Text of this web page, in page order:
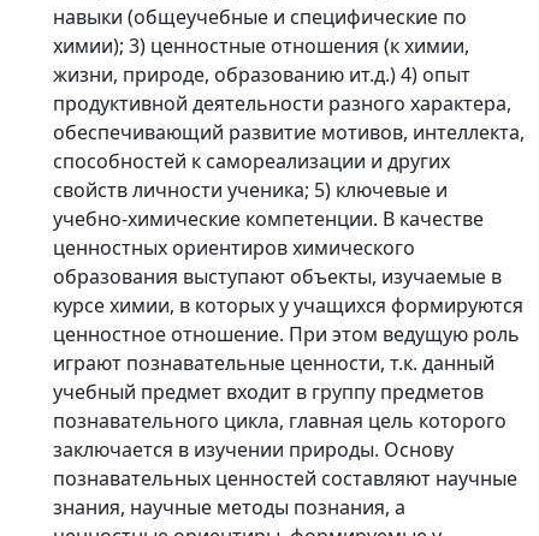
навыки (общеучебные и специфические по
химии); 3) ценностные отношения (к химии,
жизни, природе, образованию ит.д.) 4) опыт
продуктивной деятельности разного характера,
обеспечивающий развитие мотивов, интеллекта,
способностей к самореализации и других
свойств личности ученика; 5) ключевые и
учебно-химические компетенции. В качестве
ценностных ориентиров химического
образования выступают объекты, изучаемые в
курсе химии, в которых у учащихся формируются
ценностное отношение. При этом ведущую роль
играют познавательные ценности, т.к. данный
учебный предмет входит в группу предметов
познавательного цикла, главная цель которого
заключается в изучении природы. Основу
познавательных ценностей составляют научные
знания, научные методы познания, а